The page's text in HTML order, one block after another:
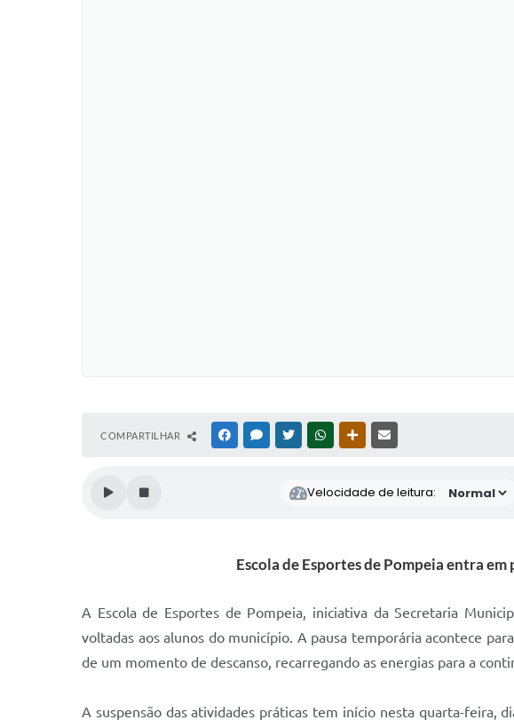
COMPARTILHAR FACEBOOKMESSENGER
TWITTERWHATSAPPOUTRAS MÍDIAS
Velocidade de leitura:
Escola de Esportes de Pompeia entra
A Escola de Esportes de Pompeia, iniciativa da Secretaria
voltadas aos alunos do município. A pausa temporária acontece
de um momento de descanso, recarregando as energias para a
A suspensão das atividades práticas tem início nesta quarta-feira,